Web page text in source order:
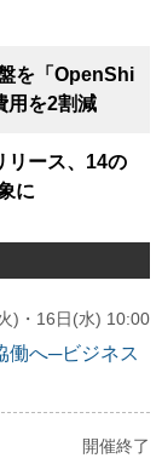
を「OpenShi
用を2割減
リース、14の
に
)・16日(水) 10:00
働へ─ビジネス
開催終了